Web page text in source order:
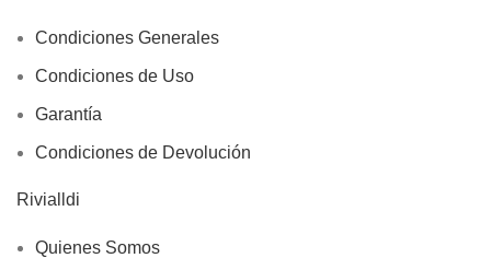
Condiciones Generales
Condiciones de Uso
Garantía
Condiciones de Devolución
Rivialldi
Quienes Somos